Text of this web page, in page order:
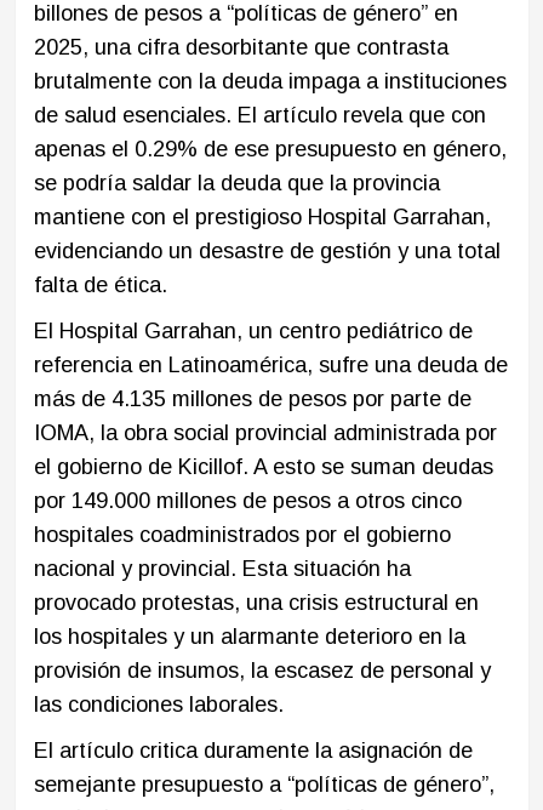
billones de pesos a “políticas de género” en
2025, una cifra desorbitante que contrasta
brutalmente con la deuda impaga a instituciones
de salud esenciales. El artículo revela que con
apenas el 0.29% de ese presupuesto en género,
se podría saldar la deuda que la provincia
mantiene con el prestigioso Hospital Garrahan,
evidenciando un desastre de gestión y una total
falta de ética.
El Hospital Garrahan, un centro pediátrico de
referencia en Latinoamérica, sufre una deuda de
más de 4.135 millones de pesos por parte de
IOMA, la obra social provincial administrada por
el gobierno de Kicillof. A esto se suman deudas
por 149.000 millones de pesos a otros cinco
hospitales coadministrados por el gobierno
nacional y provincial. Esta situación ha
provocado protestas, una crisis estructural en
los hospitales y un alarmante deterioro en la
provisión de insumos, la escasez de personal y
las condiciones laborales.
El artículo critica duramente la asignación de
semejante presupuesto a “políticas de género”,